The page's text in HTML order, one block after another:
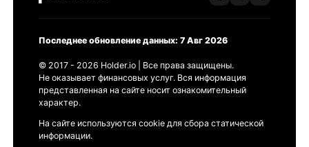
Последнее обновление данных: 7 Авг 2026
© 2017 - 2026 Holder.io | Все права защищены.
Не оказывает финансовых услуг. Вся информация
представленная на сайте носит ознакомительный
характер.
На сайте используются cookie для сбора статической
информации.